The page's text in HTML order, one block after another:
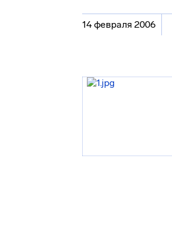
14 февраля 2006